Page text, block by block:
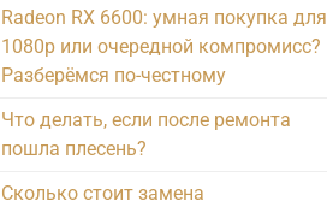
Radeon RX 6600: умная покупка для
1080p или очередной компромисс?
Разберёмся по-честному
Что делать, если после ремонта
пошла плесень?
Сколько стоит замена